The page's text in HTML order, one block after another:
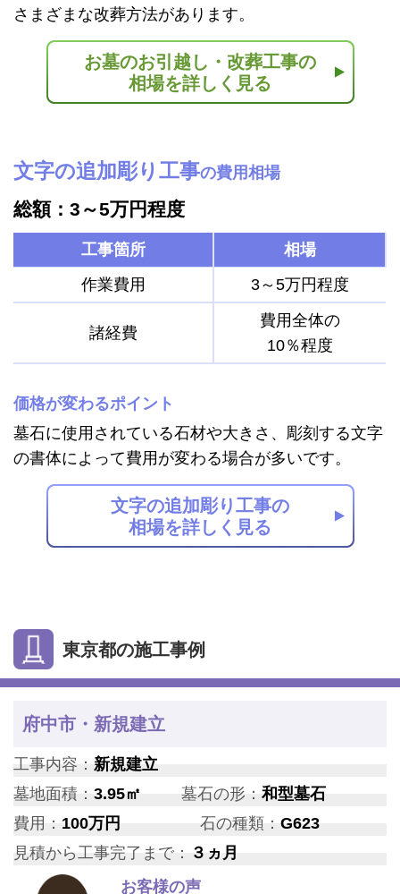
さまざまな改葬方法があります。
お墓のお引越し・改葬工事の
相場を詳しく見る
文字の追加彫り工事の費用相場
総額：3～5万円程度
工事箇所
相場
作業費用
3～5万円程度
諸経費
費用全体の
10％程度
価格が変わるポイント
墓石に使用されている石材や大きさ、彫刻する文字
の書体によって費用が変わる場合が多いです。
文字の追加彫り工事の
相場を詳しく見る
東京都の施工事例
府中市・新規建立
工事内容： 新規建立
墓地面積： 3.95㎡ 墓石の形：和型墓石
費用： 100万円 石の種類： G623
見積から工事完了まで： ３ヵ月
お客様の声